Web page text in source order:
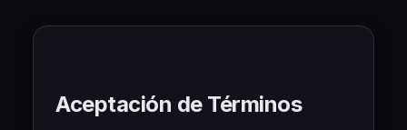
🇳🇱Nederlands
Aceptación de Términos